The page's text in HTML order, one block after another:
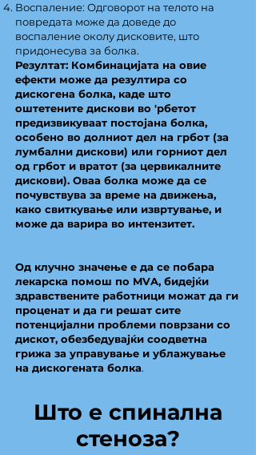
Воспаление: Одговорот на телото на
повредата може да доведе до
воспаление околу дисковите, што
придонесува за болка.
Резултат: Комбинацијата на овие
ефекти може да резултира со
дискогена болка, каде што
оштетените дискови во 'рбетот
предизвикуваат постојана болка,
особено во долниот дел на грбот (за
лумбални дискови) или горниот дел
од грбот и вратот (за цервикалните
дискови). Оваа болка може да се
почувствува за време на движења,
како свиткување или извртување, и
може да варира во интензитет.
Од клучно значење е да се побара
лекарска помош по MVA, бидејќи
здравствените работници можат да ги
проценат и да ги решат сите
потенцијални проблеми поврзани со
дискот, обезбедувајќи соодветна
грижа за управување и ублажување
на дискогената болка.
Што е спинална
стеноза?